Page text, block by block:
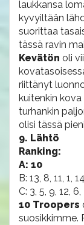
laukkansa
kyvyiltään
suorittaa
tässä ravin
Kevätön oli
riittänyt
kuitenkin
turhankin
olisi tässä
9. Lähtö
Ranking:
A: 10
B: 13, 8, 11, 1,
C: 3, 5, 9, 12, 6,
10 Troopers
suosikkimme.